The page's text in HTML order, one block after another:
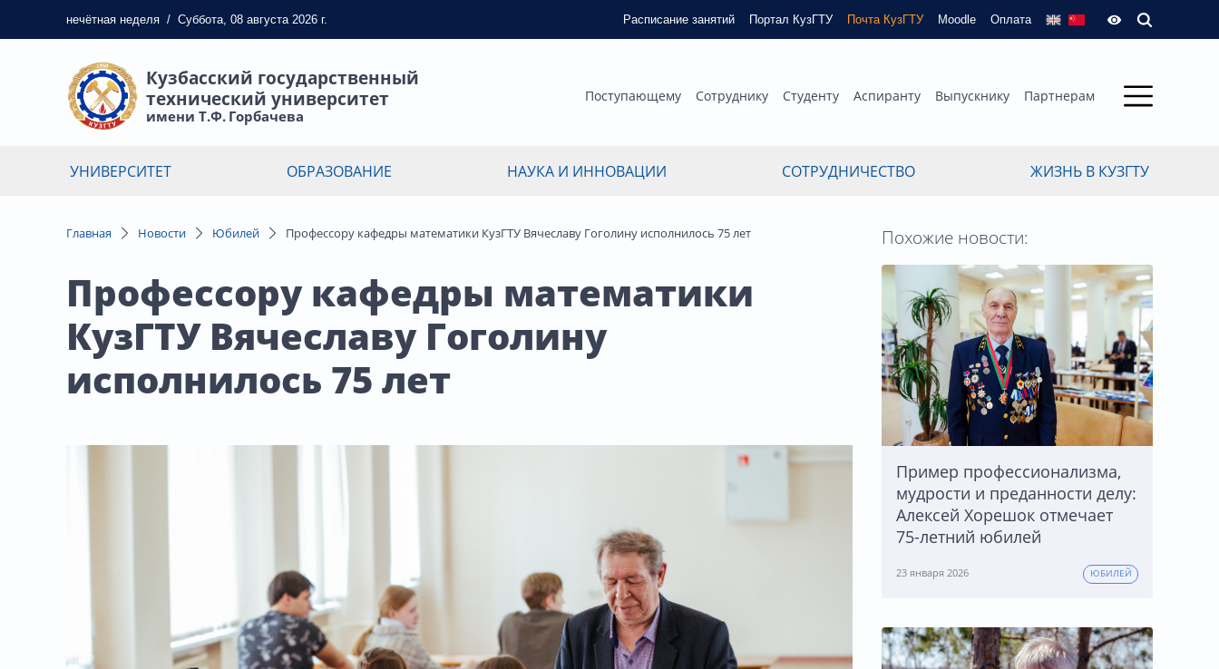
нечётная неделя / Суббота, 08 августа 2026 г. Расписание занятий Портал КузГТУ Почта КузГТУ Moodle Оплата
Кузбасский государственный
технический университет
имени Т.Ф. Горбачева
Поступающему Сотруднику Студенту Аспиранту Выпускнику Партнерам
УНИВЕРСИТЕТ ОБРАЗОВАНИЕ НАУКА И ИННОВАЦИИ СОТРУДНИЧЕСТВО ЖИЗНЬ В КУЗГТУ
Главная Новости Юбилей Профессору кафедры математики КузГТУ Вячеславу Гоголину исполнилось 75 лет
Профессору кафедры математики
КузГТУ Вячеславу Гоголину
исполнилось 75 лет
Похожие новости:
Пример профессионализма,
мудрости и преданности делу:
Алексей Хорешок отмечает
75-летний юбилей
23 января 2026 ЮБИЛЕЙ